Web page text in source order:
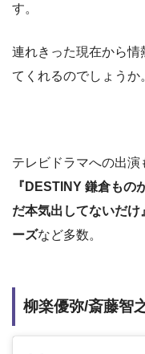
す。
連れきった現在から
てくれるのでしょうか
テレビドラマへの出
『DESTINY 鎌倉もの
だ本気出してないだ
ーズなど多数。
柳楽優弥/斎藤智